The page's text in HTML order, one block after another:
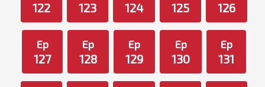
122 123 124 125 126
Ep
127
Ep
128
Ep
129
Ep
130
Ep
131